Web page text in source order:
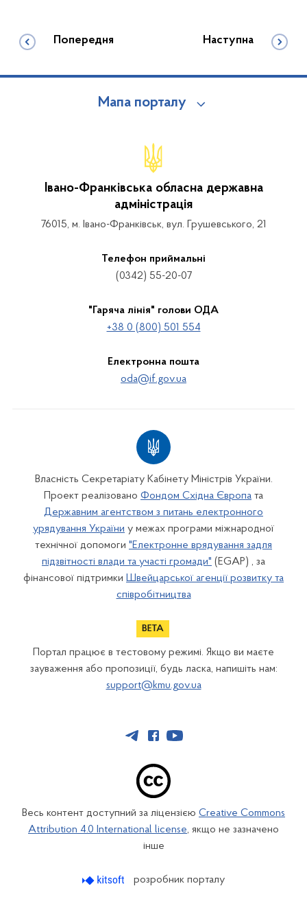
Попередня Наступна
Мапа порталу
Івано-Франківська обласна державна
адміністрація
76015, м. Івано-Франківськ, вул. Грушевського, 21
Телефон приймальні
(0342) 55-20-07
"Гаряча лінія" голови ОДА
+38 0 (800) 501 554
Електронна пошта
oda@if.gov.ua
Власність Секретаріату Кабінету Міністрів України.
Проект реалізовано Фондом Східна Європа та
Державним агентством з питань електронного
урядування України у межах програми міжнародної
технічної допомоги "Електронне врядування задля
підзвітності влади та участі громади" (EGAP) , за
фінансової підтримки Швейцарської агенції розвитку та
співробітництва
Портал працює в тестовому режимі. Якщо ви маєте
зауваження або пропозиції, будь ласка, напишіть нам:
support@kmu.gov.ua
Весь контент доступний за ліцензією Creative Commons
Attribution 4.0 International license, якщо не зазначено
інше
розробник порталу